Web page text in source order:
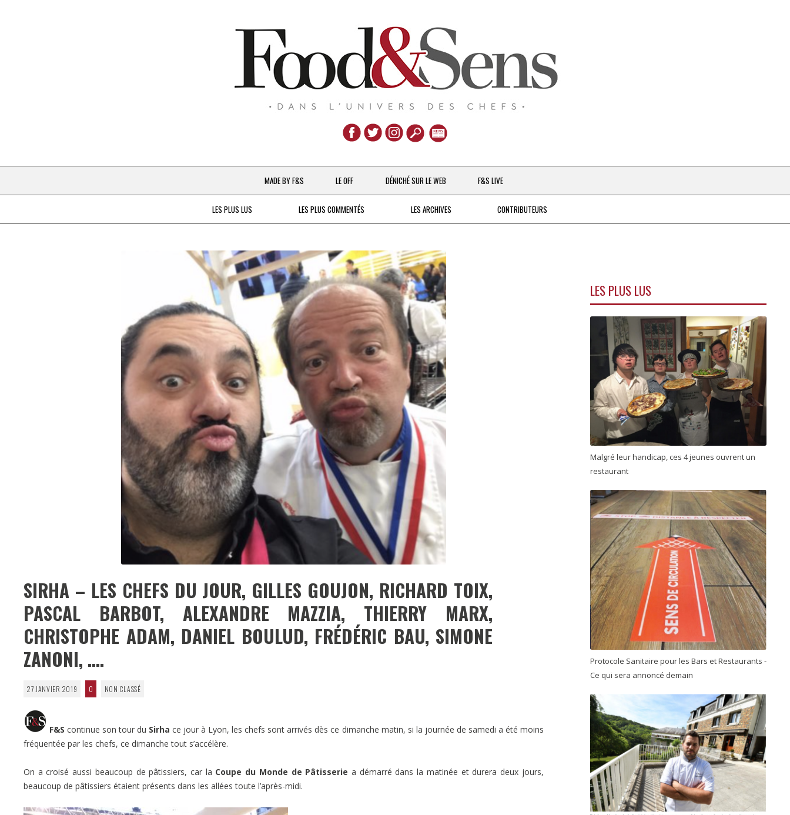
Aller
au
contenu
MADE BY F&S
CHEFS & ACTUALITÉS
À LA PETITE CUILLÈRE
DESTIN DE FEMME
V…DE VOYAGE
LE OFF DÉNICHÉ SUR LE WEB F&S LIVE
LES PLUS LUS LES PLUS COMMENTÉS LES ARCHIVES CONTRIBUTEURS
SIRHA – LES CHEFS DU JOUR, GILLES GOUJON, RICHARD TOIX,
PASCAL BARBOT, ALEXANDRE MAZZIA, THIERRY MARX,
CHRISTOPHE ADAM, DANIEL BOULUD, FRÉDÉRIC BAU, SIMONE
ZANONI, ….
27 JANVIER 2019 0 NON CLASSÉ
F&S continue son tour du Sirha ce jour à Lyon, les chefs sont arrivés dès ce dimanche matin, si la journée de samedi a été moins
fréquentée par les chefs, ce dimanche tout s’accélère.
On a croisé aussi beaucoup de pâtissiers, car la Coupe du Monde de Pâtisserie a démarré dans la matinée et durera deux jours,
beaucoup de pâtissiers étaient présents dans les allées toute l’après-midi.
LES PLUS LUS
Malgré leur handicap, ces 4 jeunes ouvrent un
restaurant
Protocole Sanitaire pour les Bars et Restaurants -
Ce qui sera annoncé demain